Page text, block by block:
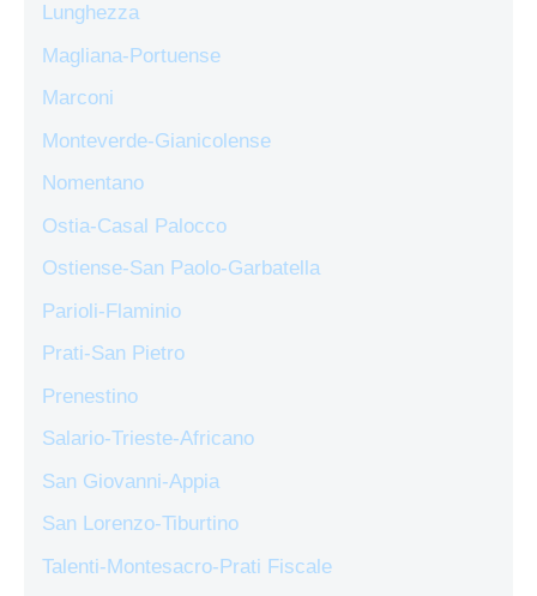
Lunghezza
Magliana-Portuense
Marconi
Monteverde-Gianicolense
Nomentano
Ostia-Casal Palocco
Ostiense-San Paolo-Garbatella
Parioli-Flaminio
Prati-San Pietro
Prenestino
Salario-Trieste-Africano
San Giovanni-Appia
San Lorenzo-Tiburtino
Talenti-Montesacro-Prati Fiscale